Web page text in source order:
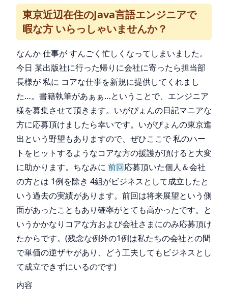
東京近辺在住のJava言語エンジニアで
暇な方 いらっしゃいませんか？
なんか 仕事が すんごく忙しくなってしまいました。
今日 某出版社に行った帰りに会社に寄ったら担当部
長様が 私に コアな仕事を新規に提供してくれまし
た…。書籍執筆があぁぁ…ということで、エンジニア
様を募集させて頂きます。いがぴょんの日記マニアな
方に応募頂けましたら幸いです。いがぴょんの東京進
出という野望もありますので、ぜひここで 私のハー
トをヒットするようなコアな方の援護が頂けると大変
に助かります。ちなみに 前回応募頂いた個人＆会社
の方とは 1例を除き 4組がビジネスとして成立したと
いう過去の実績があります。前回は将来展望という側
面があったこともあり確率がとても高かったです。と
いうかかなりコアな方および会社さまにのみ応募頂け
たからです。(残念な例外の1例は私たちの会社との間
で単価の逆ザヤがあり、どう工夫してもビジネスとし
て成立できずにいるのです)
内容